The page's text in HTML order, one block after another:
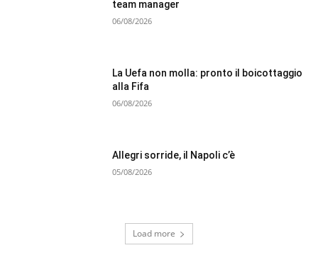
team manager
06/08/2026
La Uefa non molla: pronto il boicottaggio
alla Fifa
06/08/2026
Allegri sorride, il Napoli c’è
05/08/2026
Load more